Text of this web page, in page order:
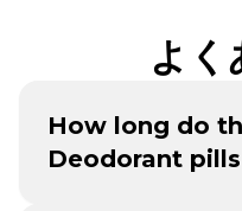
よく
How long do
Deodorant